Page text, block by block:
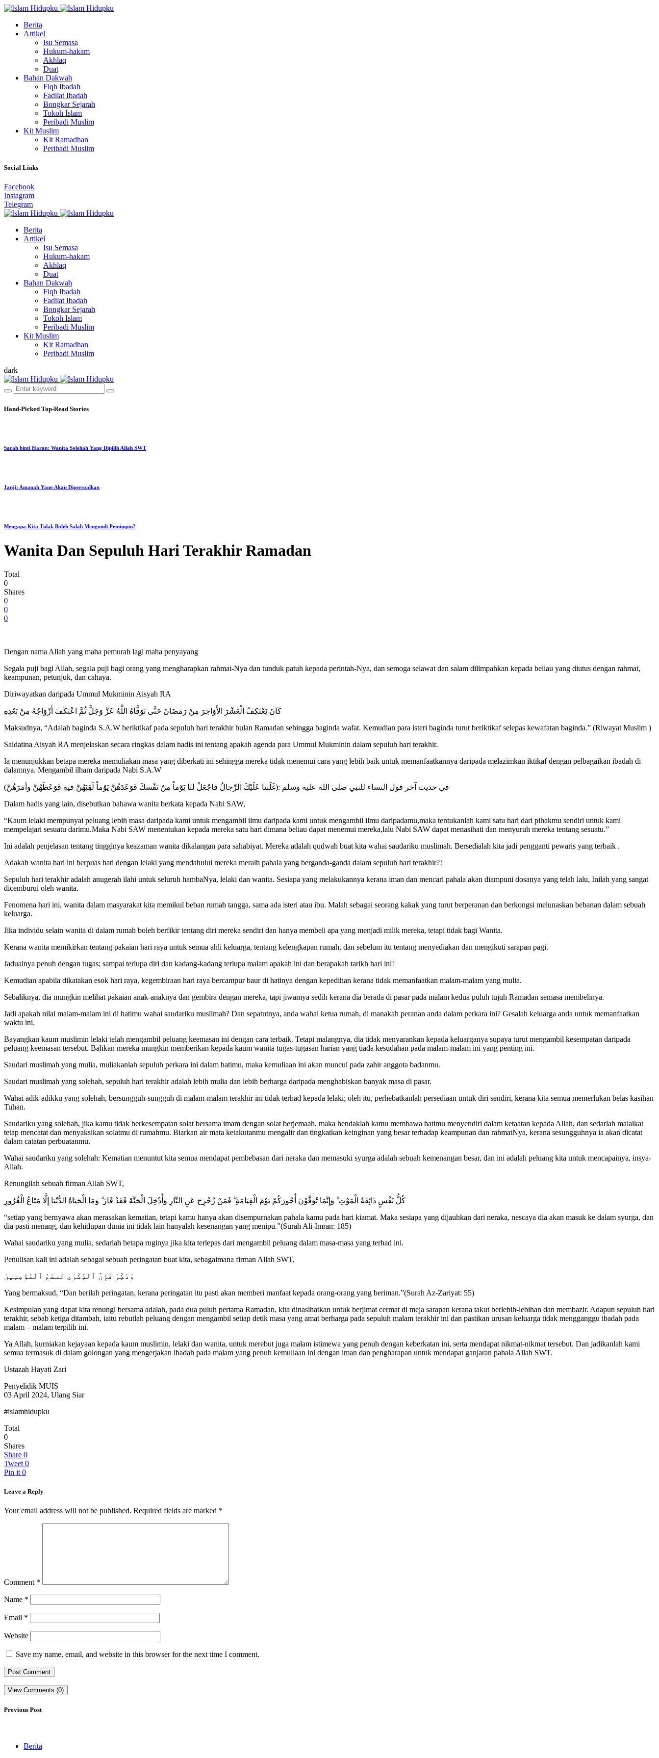
Berita
Artikel
Isu Semasa
Hukum-hakam
Akhlaq
Duat
Bahan Dakwah
Fiqh Ibadah
Fadilat Ibadah
Bongkar Sejarah
Tokoh Islam
Peribadi Muslim
Kit Muslim
Kit Ramadhan
Peribadi Muslim
Social Links
Facebook
Instagram
Telegram
Berita
Artikel
Isu Semasa
Hukum-hakam
Akhlaq
Duat
Bahan Dakwah
Fiqh Ibadah
Fadilat Ibadah
Bongkar Sejarah
Tokoh Islam
Peribadi Muslim
Kit Muslim
Kit Ramadhan
Peribadi Muslim
dark
Hand-Picked Top-Read Stories
Sarah binti Haran: Wanita Solehah Yang Dipilih Allah SWT
Janji: Amanah Yang Akan Dipersoalkan
Mengapa Kita Tidak Boleh Salah Mengundi Pemimpin?
Wanita Dan Sepuluh Hari Terakhir Ramadan
Total
0
Shares
0
0
0
Dengan nama Allah yang maha pemurah lagi maha penyayang
Segala puji bagi Allah, segala puji bagi orang yang mengharapkan rahmat-Nya dan tunduk patuh kepada perintah-Nya, dan semoga selawat dan salam dilimpahkan kepada beliau yang diutus dengan rahmat,
keampunan, petunjuk, dan cahaya.
Diriwayatkan daripada Ummul Mukminin Aisyah RA
كَانَ يَعْتَكِفُ الْعَشْرَ الأَوَاخِرَ مِنْ رَمَضَانَ حَتَّى تَوَفَّاهُ اللَّهُ عَزَّ وَجَلَّ ثُمَّ اعْتَكَفَ أَزْوَاجُهُ مِنْ بَعْدِهِ
Maksudnya, “Adalah baginda S.A.W beriktikaf pada sepuluh hari terakhir bulan Ramadan sehingga baginda wafat. Kemudian para isteri baginda turut beriktikaf selepas kewafatan baginda.” (Riwayat Muslim )
Saidatina Aisyah RA menjelaskan secara ringkas dalam hadis ini tentang apakah agenda para Ummul Mukminin dalam sepuluh hari terakhir.
Ia menunjukkan betapa mereka memuliakan masa yang diberkati ini sehingga mereka tidak menemui cara yang lebih baik untuk memanfaatkannya daripada melazimkan iktikaf dengan pelbagaikan ibadah di
dalamnya. Mengambil ilham daripada Nabi S.A.W
في حديث آخر قول النساء للنبي صلى الله عليه وسلم :(غَلَبنا عَلَيْكَ الرِّجالُ فاجْعَلْ لنَا يَوْماً مِنْ نَفْسكَ فَوَعَدَهُنَّ يَوْماً لَقِيَهُنَّ فيهِ فَوَعَظَهُنَّ وأمَرَهُنَّ)
Dalam hadis yang lain, disebutkan bahawa wanita berkata kepada Nabi SAW,
“Kaum lelaki mempunyai peluang lebih masa daripada kami untuk mengambil ilmu daripada kami untuk mengambil ilmu daripadamu,maka tentukanlah kami satu hari dari pihakmu sendiri untuk kami
mempelajari sesuatu darimu.Maka Nabi SAW menentukan kepada mereka satu hari dimana beliau dapat menemui mereka,lalu Nabi SAW dapat menasihati dan menyuruh mereka tentang sesuatu.”
Ini adalah penjelasan tentang tingginya keazaman wanita dikalangan para sahabiyat. Mereka adalah qudwah buat kita wahai saudariku muslimah. Bersedialah kita jadi pengganti pewaris yang terbaik .
Adakah wanita hari ini berpuas hati dengan lelaki yang mendahului mereka meraih pahala yang berganda-ganda dalam sepuluh hari terakhir?!
Sepuluh hari terakhir adalah anugerah ilahi untuk seluruh hambaNya, lelaki dan wanita. Sesiapa yang melakukannya kerana iman dan mencari pahala akan diampuni dosanya yang telah lalu, Inilah yang sangat
dicemburui oleh wanita.
Fenomena hari ini, wanita dalam masyarakat kita memikul beban rumah tangga, sama ada isteri atau ibu. Malah sebagai seorang kakak yang turut berperanan dan berkongsi melunaskan bebanan dalam sebuah
keluarga.
Jika individu selain wanita di dalam rumah boleh berfikir tentang diri mereka sendiri dan hanya membeli apa yang menjadi milik mereka, tetapi tidak bagi Wanita.
Kerana wanita memikirkan tentang pakaian hari raya untuk semua ahli keluarga, tentang kelengkapan rumah, dan sebelum itu tentang menyediakan dan mengikuti sarapan pagi.
Jadualnya penuh dengan tugas; sampai terlupa diri dan kadang-kadang terlupa malam apakah ini dan berapakah tarikh hari ini!
Kemudian apabila dikatakan esok hari raya, kegembiraan hari raya bercampur baur di hatinya dengan kepedihan kerana tidak memanfaatkan malam-malam yang mulia.
Sebaliknya, dia mungkin melihat pakaian anak-anaknya dan gembira dengan mereka, tapi jiwamya sedih kerana dia berada di pasar pada malam kedua puluh tujuh Ramadan semasa membelinya.
Jadi apakah nilai malam-malam ini di hatimu wahai saudariku muslimah? Dan sepatutnya, anda wahai ketua rumah, di manakah peranan anda dalam perkara ini? Gesalah keluarga anda untuk memanfaatkan
waktu ini.
Bayangkan kaum muslimin lelaki telah mengambil peluang keemasan ini dengan cara terbaik. Tetapi malangnya, dia tidak menyarankan kepada keluarganya supaya turut mengambil kesempatan daripada
peluang keemasan tersebut. Bahkan mereka mungkin memberikan kepada kaum wanita tugas-tugasan harian yang tiada kesudahan pada malam-malam ini yang penting ini.
Saudari muslimah yang mulia, muliakanlah sepuluh perkara ini dalam hatimu, maka kemuliaan ini akan muncul pada zahir anggota badanmu.
Saudari muslimah yang solehah, sepuluh hari terakhir adalah lebih mulia dan lebih berharga daripada menghabiskan banyak masa di pasar.
Wahai adik-adikku yang solehah, bersungguh-sungguh di malam-malam terakhir ini tidak terhad kepada lelaki; oleh itu, perhebatkanlah persediaan untuk diri sendiri, kerana kita semua memerlukan belas kasihan
Tuhan.
Saudariku yang solehah, jika kamu tidak berkesempatan solat bersama imam dengan solat berjemaah, maka hendaklah kamu membawa hatimu menyendiri dalam ketaatan kepada Allah, dan sedarlah malaikat
tetap mencatat dan menyaksikan solatmu di rumahmu. Biarkan air mata ketakutanmu mengalir dan tingkatkan keinginan yang besar terhadap keampunan dan rahmatNya, kerana sesungguhnya ia akan dicatat
dalam catatan perbuatanmu.
Wahai saudariku yang solehah: Kematian menuntut kita semua mendapat pembebasan dari neraka dan memasuki syurga adalah sebuah kemenangan besar, dan ini adalah peluang kita untuk mencapainya, insya-
Allah.
Renungilah sebuah firman Allah SWT,
كُلُّ نَفْسٍ ذَائِقَةُ الْمَوْتِ ۗ وَإِنَّمَا تُوَفَّوْنَ أُجُورَكُمْ يَوْمَ الْقِيَامَةِ ۖ فَمَنْ زُحْزِحَ عَنِ النَّارِ وَأُدْخِلَ الْجَنَّةَ فَقَدْ فَازَ ۗ وَمَا الْحَيَاةُ الدُّنْيَا إِلَّا مَتَاعُ الْغُرُورِ
“setiap yang bernyawa akan merasakan kematian, tetapi kamu hanya akan disempurnakan pahala kamu pada hari kiamat. Maka sesiapa yang dijauhkan dari neraka, nescaya dia akan masuk ke dalam syurga, dan
dia pasti menang, dan kehidupan dunia ini tidak lain hanyalah kesenangan yang menipu.”(Surah Ali-Imran: 185)
Wahai saudariku yang mulia, sedarlah betapa ruginya jika kita terlepas dari mengambil peluang dalam masa-masa yang terhad ini.
Penulisan kali ini adalah sebagai sebuah peringatan buat kita, sebagaimana firman Allah SWT,
وَذَكِّرْ فَإِنَّ ٱلذِّكْرَىٰ تَنفَعُ ٱلْمُؤْمِنِينَ
Yang bermaksud, “Dan berilah peringatan, kerana peringatan itu pasti akan memberi manfaat kepada orang-orang yang beriman.”(Surah Az-Zariyat: 55)
Kesimpulan yang dapat kita renungi bersama adalah, pada dua puluh pertama Ramadan, kita dinasihatkan untuk berjimat cermat di meja sarapan kerana takut berlebih-lebihan dan membazir. Adapun sepuluh hari
terakhir, sebab ketiga ditambah, iaitu rebutlah peluang dengan mengambil setiap detik masa yang amat berharga pada sepuluh malam terakhir ini dan pastikan urusan keluarga tidak mengganggu ibadah pada
malam – malam terpilih ini.
Ya Allah, kurniakan kejayaan kepada kaum muslimin, lelaki dan wanita, untuk merebut juga malam istimewa yang penuh dengan keberkatan ini, serta mendapat nikmat-nikmat tersebut. Dan jadikanlah kami
semua termasuk di dalam golongan yang mengerjakan ibadah pada malam yang penuh kemuliaan ini dengan iman dan pengharapan untuk mendapat ganjaran pahala Allah SWT.
Ustazah Hayati Zari
Penyelidik MUIS
03 April 2024, Ulang Siar
#islamhidupku
Total
0
Shares
Share 0
Tweet 0
Pin it 0
Leave a Reply
Your email address will not be published. Required fields are marked *
Comment *
Name *
Email *
Website
Save my name, email, and website in this browser for the next time I comment.
View Comments (0)
Previous Post
Berita